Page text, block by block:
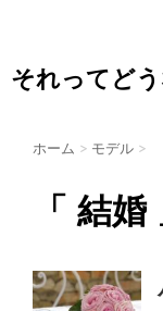
それってど
ホーム > モデル >
「 結